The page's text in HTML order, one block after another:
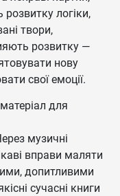
логіки,
твори,
розвитку —
нову
свої емоції.
для
музичні
вправи маляти
допитливими
сучасні книги